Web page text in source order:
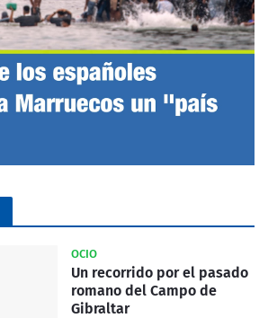
OCIO
Un recorrido por el pasado
romano del Campo de
Gibraltar